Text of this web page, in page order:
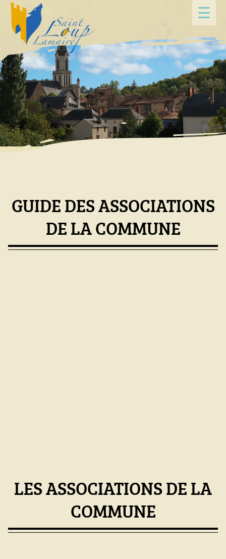
Panneau de gestion des cookies ☰
GUIDE DES ASSOCIATIONS
DE LA COMMUNE
LES ASSOCIATIONS DE LA
COMMUNE